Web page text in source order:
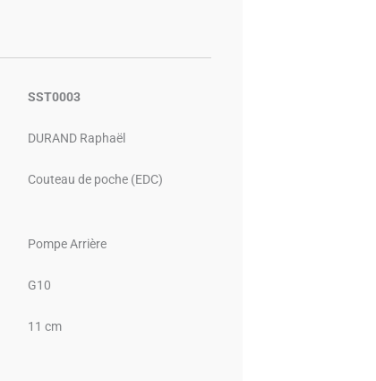
SST0003
DURAND Raphaël
Couteau de poche (EDC)
Pompe Arrière
G10
11 cm